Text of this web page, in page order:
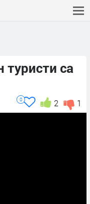
са
1
2
0